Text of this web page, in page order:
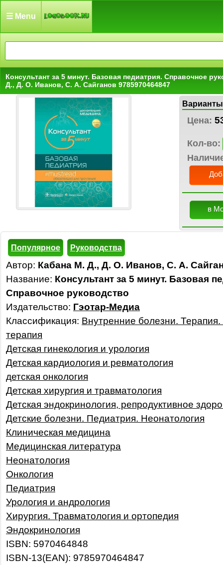
☰ Menu
Консультант за 5 минут. Базовая педиатрия. Справочное
Д., Д. О. Иванов, С. А. Сайганов 9785970464847
Цена:
Кол-во:
в
Популярное Руководства
Автор: Кабана М. Д., Д. О. Иванов, С. А.
Название: Консультант за 5 минут. Базовая
Справочное руководство
Издательство: Гэотар-Медиа
Классификация: Внутренние болезни. Терапия.
терапия
Детская гинекология и урология
Детская кардиология и ревматология
детская онкология
Детская хирургия и травматология
Детская эндокринология, репродуктивное
Детские болезни. Педиатрия. Неонатология
Клиническая медицина
Медицинская литература
Неонатология
Онкология
Педиатрия
Урология и андрология
Хирургия. Травматология и ортопедия
Эндокринология
ISBN: 5970464848
ISBN-13(EAN): 9785970464847